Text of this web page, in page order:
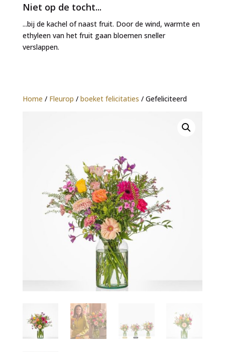
Niet op de tocht...
...bij de kachel of naast fruit. Door de wind, warmte en
ethyleen van het fruit gaan bloemen sneller
verslappen.
Home / Fleurop / boeket felicitaties / Gefeliciteerd